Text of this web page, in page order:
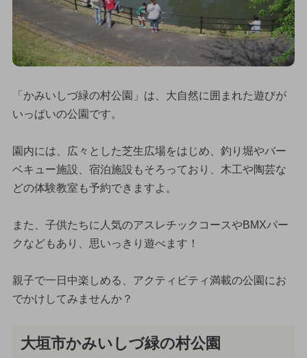
「かみいしづ緑の村公園」は、大自然に囲まれた遊びが
いっぱいの公園です。
園内には、広々とした芝生広場をはじめ、釣り堀やバー
ベキュー施設、宿泊施設もそろっており、木工や陶芸な
どの体験教室も予約できますよ。
また、子供たちに人気のアスレチックコースやBMXパー
クなどもあり、思いっきり遊べます！
親子で一日中楽しめる、アクティビティ満載の公園にお
でかけしてみませんか？
大垣市かみいしづ緑の村公園